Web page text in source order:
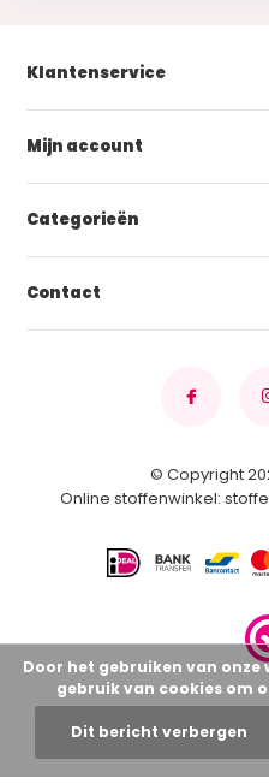
Klantenservice
Mijn account
Categorieën
Contact
© Copyright
Online stoffenwinkel:
Door het gebruiken van onze
gebruik van cookies om
Dit bericht verbergen